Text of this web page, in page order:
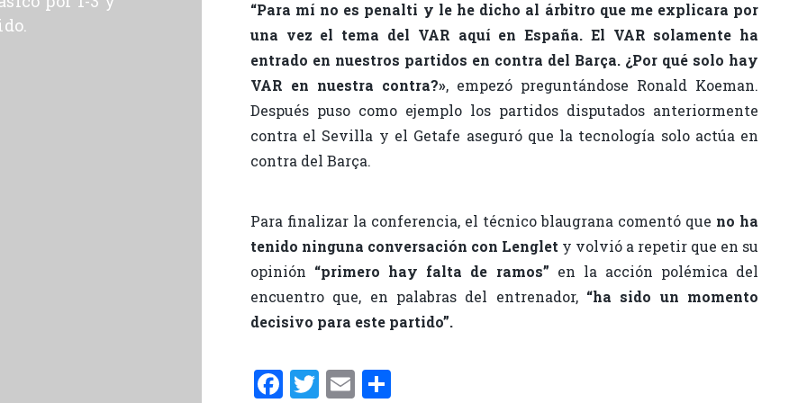
“Para mí no es penalti y le he dicho al árbitro que me explicara por
una vez el tema del VAR aquí en España. El VAR solamente ha
entrado en nuestros partidos en contra del Barça. ¿Por qué solo hay
VAR en nuestra contra?», empezó preguntándose Ronald Koeman.
Después puso como ejemplo los partidos disputados anteriormente
contra el Sevilla y el Getafe aseguró que la tecnología solo actúa en
contra del Barça.
Para finalizar la conferencia, el técnico blaugrana comentó que no ha
tenido ninguna conversación con Lenglet y volvió a repetir que en su
opinión “primero hay falta de ramos” en la acción polémica del
encuentro que, en palabras del entrenador, “ha sido un momento
decisivo para este partido”.
F T E C